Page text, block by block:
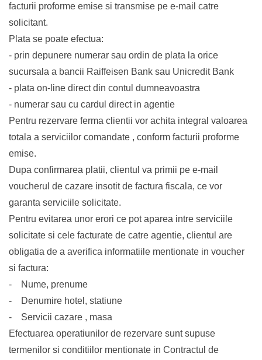
facturii proforme emise si transmise pe e-mail catre
solicitant.
Plata se poate efectua:
- prin depunere numerar sau ordin de plata la orice
sucursala a bancii Raiffeisen Bank sau Unicredit Bank
- plata on-line direct din contul dumneavoastra
- numerar sau cu cardul direct in agentie
Pentru rezervare ferma clientii vor achita integral valoarea
totala a serviciilor comandate , conform facturii proforme
emise.
Dupa confirmarea platii, clientul va primii pe e-mail
voucherul de cazare insotit de factura fiscala, ce vor
garanta serviciile solicitate.
Pentru evitarea unor erori ce pot aparea intre serviciile
solicitate si cele facturate de catre agentie, clientul are
obligatia de a averifica informatiile mentionate in voucher
si factura:
- Nume, prenume
- Denumire hotel, statiune
- Servicii cazare , masa
Efectuarea operatiunilor de rezervare sunt supuse
termenilor si conditiilor mentionate in Contractul de